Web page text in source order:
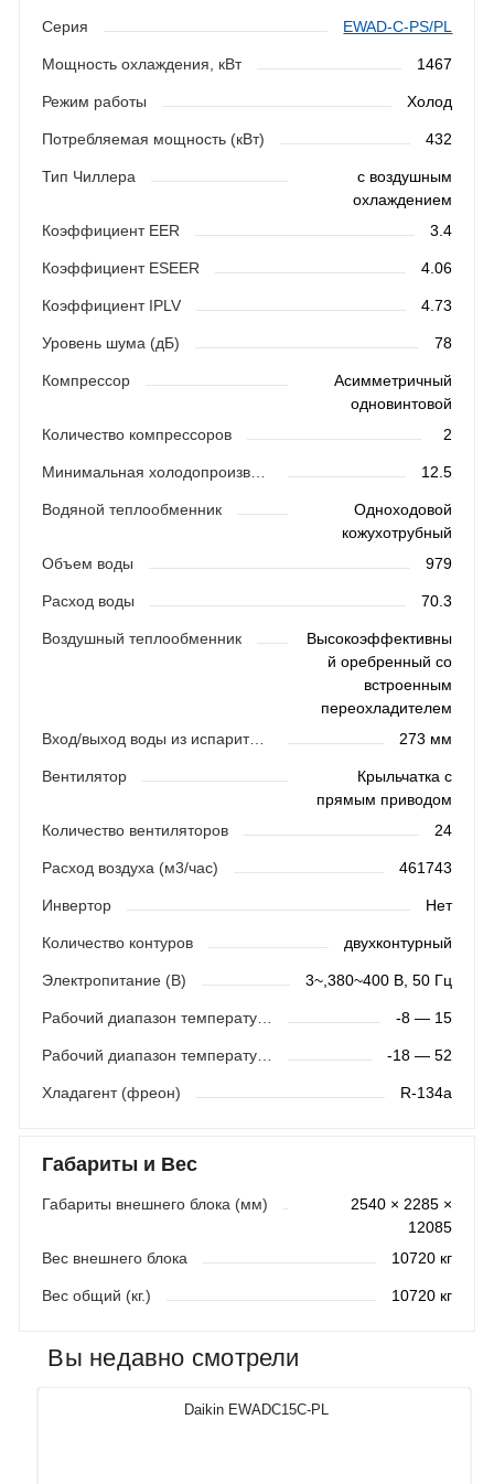
Серия EWAD-C-PS/PL
Мощность охлаждения, кВт 1467
Режим работы Холод
Потребляемая мощность (кВт) 432
Тип Чиллера
с воздушным
охлаждением
Коэффициент EER
3.4
Коэффициент ESEER 4.06
Коэффициент IPLV 4.73
Уровень шума (дБ) 78
Компрессор
Асимметричный
одновинтовой
Количество компрессоров
2
Минимальная холодопроизводительность 12.5
Водяной теплообменник
Одноходовой
кожухотрубный
Объем воды
979
Расход воды 70.3
Воздушный теплообменник
Высокоэффективны
й оребренный со
встроенным
переохладителем
Вход/выход воды из испарителя (НД)
273 мм
Вентилятор
Крыльчатка с
прямым приводом
Количество вентиляторов
24
Расход воздуха (м3/час) 461743
Инвертор Нет
Количество контуров двухконтурный
Электропитание (В) 3~,380~400 В, 50 Гц
Рабочий диапазон температур - по воздуху (охл./нагр.) -8 — 15
Рабочий диапазон температур - по воде (охл./нагр.) -18 — 52
Хладагент (фреон) R-134a
Габариты и Вес
Габариты внешнего блока (мм)
2540 × 2285 ×
12085
Вес внешнего блока
10720 кг
Вес общий (кг.) 10720 кг
Вы недавно смотрели
Daikin EWADC15C-PL